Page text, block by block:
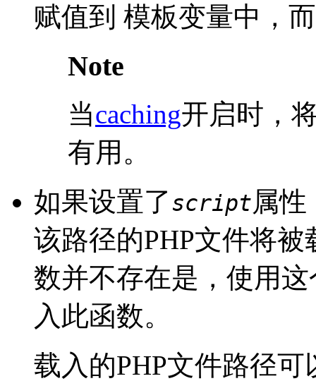
赋值到 模板变量中，
Note
当caching开启时，
有用。
如果设置了script属性
该路径的PHP文件将
数并不存在是，使用
入此函数。
载入的PHP文件路径